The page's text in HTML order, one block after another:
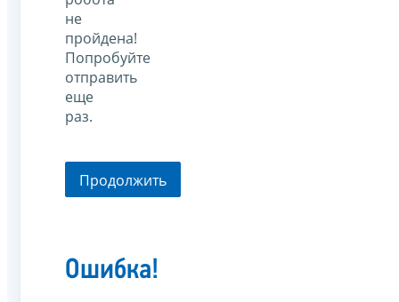
не
пройдена!
Попробуйте
отправить
еще
раз.
Продолжить
Ошибка!